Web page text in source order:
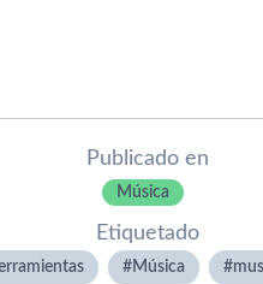
Publicado en
Música
Etiquetado
Música